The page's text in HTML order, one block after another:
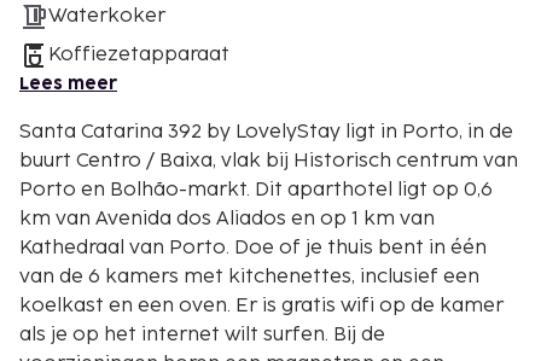
Waterkoker
Koffiezetapparaat
Lees meer
Santa Catarina 392 by LovelyStay ligt in Porto, in de
buurt Centro / Baixa, vlak bij Historisch centrum van
Porto en Bolhão-markt. Dit aparthotel ligt op 0,6
km van Avenida dos Aliados en op 1 km van
Kathedraal van Porto. Doe of je thuis bent in één
van de 6 kamers met kitchenettes, inclusief een
koelkast en een oven. Er is gratis wifi op de kamer
als je op het internet wilt surfen. Bij de